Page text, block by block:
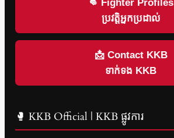
👊 Fighter Profiles
ប្រវត្តិអ្នកប្រដាល់
📩 Contact KKB
ទាក់ទង KKB
🥊 KKB Official | KKB ផ្លូវការ